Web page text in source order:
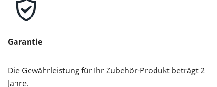
Garantie
Die Gewährleistung für Ihr Zubehör-Produkt beträgt 2
Jahre.